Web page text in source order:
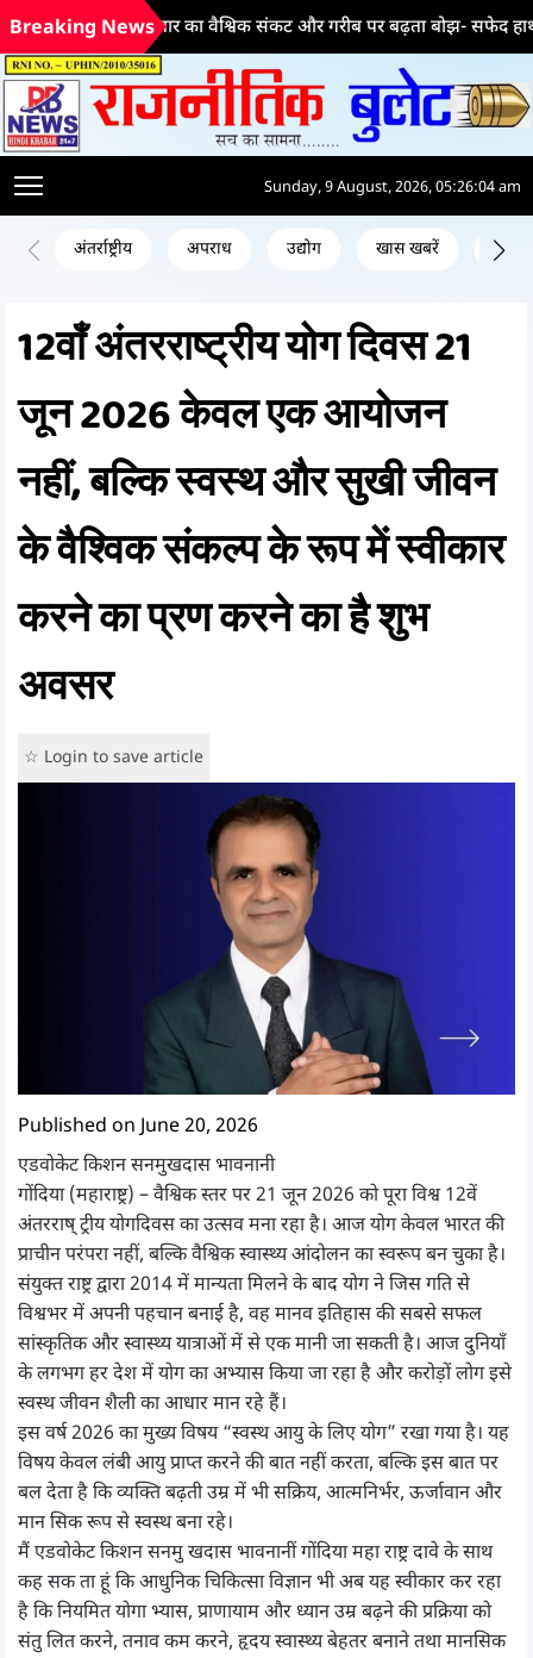
भ्रष्टाचार का वैश्विक संकट और गरीब पर बढ़ता बोझ- सफेद हाथी की
Breaking News
Sunday, 9 August, 2026, 05:26:05 am
अंतर्राष्ट्रीय अपराध उद्योग खास खबरें जन
12वाँ अंतरराष्ट्रीय योग दिवस 21
जून 2026 केवल एक आयोजन
नहीं, बल्कि स्वस्थ और सुखी जीवन
के वैश्विक संकल्प के रूप में स्वीकार
करने का प्रण करने का है शुभ
अवसर
☆ Login to save article
Published on June 20, 2026
एडवोकेट किशन सनमुखदास भावनानी
गोंदिया (महाराष्ट्र) – वैश्विक स्तर पर 21 जून 2026 को पूरा विश्व 12वें
अंतरराष् ट्रीय योगदिवस का उत्सव मना रहा है। आज योग केवल भारत की
प्राचीन परंपरा नहीं, बल्कि वैश्विक स्वास्थ्य आंदोलन का स्वरूप बन चुका है।
संयुक्त राष्ट्र द्वारा 2014 में मान्यता मिलने के बाद योग ने जिस गति से
विश्वभर में अपनी पहचान बनाई है, वह मानव इतिहास की सबसे सफल
सांस्कृतिक और स्वास्थ्य यात्राओं में से एक मानी जा सकती है। आज दुनियाँ
के लगभग हर देश में योग का अभ्यास किया जा रहा है और करोड़ों लोग इसे
स्वस्थ जीवन शैली का आधार मान रहे हैं।
इस वर्ष 2026 का मुख्य विषय “स्वस्थ आयु के लिए योग” रखा गया है। यह
विषय केवल लंबी आयु प्राप्त करने की बात नहीं करता, बल्कि इस बात पर
बल देता है कि व्यक्ति बढ़ती उम्र में भी सक्रिय, आत्मनिर्भर, ऊर्जावान और
मान सिक रूप से स्वस्थ बना रहे।
मैं एडवोकेट किशन सनमु खदास भावनानीं गोंदिया महा राष्ट्र दावे के साथ
कह सक ता हूं कि आधुनिक चिकित्सा विज्ञान भी अब यह स्वीकार कर रहा
है कि नियमित योगा भ्यास, प्राणायाम और ध्यान उम्र बढ़ने की प्रक्रिया को
संतु लित करने, तनाव कम करने, हृदय स्वास्थ्य बेहतर बनाने तथा मानसिक